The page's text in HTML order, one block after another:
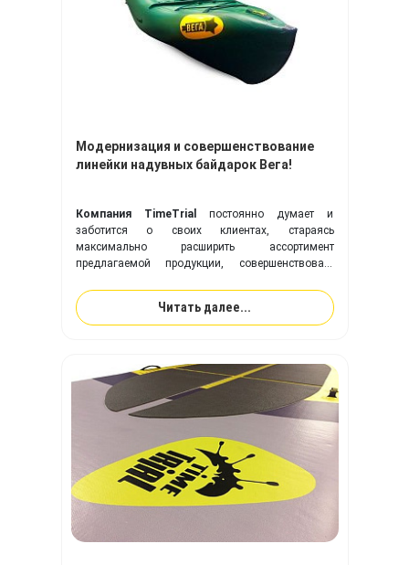
Модернизация и совершенствование
линейки надувных байдарок Вега!
Компания TimeTrial
постоянно думает и
заботится о своих клиентах, стараясь
максимально расширить ассортимент
предлагаемой продукции, совершенствовать
оптимизировать производственный процесс в
целом.
Читать далее...